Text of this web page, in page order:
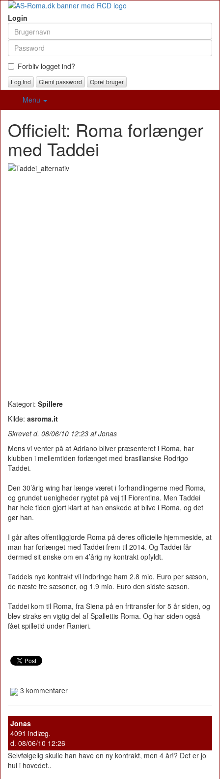
Login
Forbliv logget ind?
Glemt password Opret bruger
Menu
Officielt: Roma forlænger
med Taddei
Kategori: Spillere
Kilde: asroma.it
Skrevet d. 08/06/10 12:23 af Jonas
Mens vi venter på at Adriano bliver præsenteret i Roma, har
klubben i mellemtiden forlænget med brasilianske Rodrigo
Taddei.
Den 30’årig wing har længe været i forhandlingerne med Roma,
og grundet uenigheder rygtet på vej til Fiorentina. Men Taddei
har hele tiden gjort klart at han ønskede at blive i Roma, og det
gør han.
I går aftes offentliggjorde Roma på deres officielle hjemmeside, at
man har forlænget med Taddei frem til 2014. Og Taddei får
dermed sit ønske om en 4’årig ny kontrakt opfyldt.
Taddeis nye kontrakt vil indbringe ham 2.8 mio. Euro per sæson,
de næste tre sæsoner, og 1.9 mio. Euro den sidste sæson.
Taddei kom til Roma, fra Siena på en fritransfer for 5 år siden, og
blev straks en vigtig del af Spallettis Roma. Og har siden også
fået spilletid under Ranieri.
3 kommentarer
Jonas
4091 indlæg.
d. 08/06/10 12:26
Selvfølgelig skulle han have en ny kontrakt, men 4 år!? Det er jo
hul i hovedet..